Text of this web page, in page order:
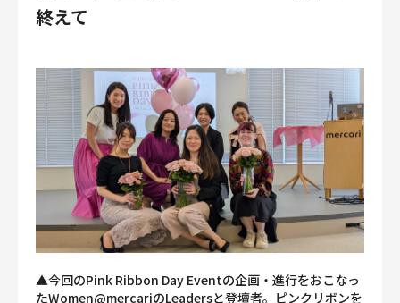
終えて
▲今回のPink Ribbon Day Eventの企画・進行をおこなっ
たWomen@mercariのLeadersと登壇者。ピンクリボンを